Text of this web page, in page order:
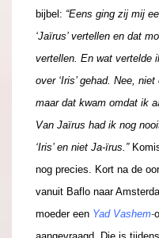
bijbel: “Eens ging zij mij
‘Jaïrus’ vertellen en dat
vertellen. En wat vertelde
over ‘Iris’ gehad. Nee,
maar dat kwam omdat ik
Van Jaïrus had ik nog
‘Iris’ en niet Ja-ïrus.”
nog precies. Kort na de
vanuit Baflo naar
moeder een Yad Vashem-